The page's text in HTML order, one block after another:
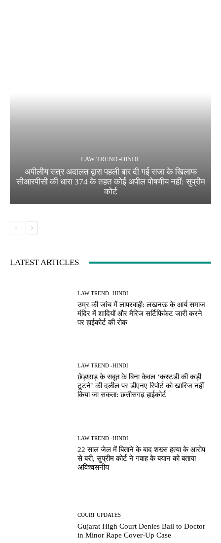
LAW TREND -HINDI
अपीलीय सत्र अदालत द्वारा पहली बार दी गई सजा के खिलाफ
सीआरपीसी की धारा 374 के तहत कोई अपील पोषणीय नहीं: सुप्रीम
कोर्ट
LATEST ARTICLES
LAW TREND -HINDI
उम्र की जांच में लापरवाही: लखनऊ के आर्य समाज
मंदिर में शादियों और मैरिज सर्टिफिकेट जारी करने
पर हाईकोर्ट की रोक
LAW TREND -HINDI
छेड़छाड़ के सबूत के बिना केवल ‘कस्टडी की कड़ी
टूटने’ की दलील पर डीएनए रिपोर्ट को खारिज नहीं
किया जा सकता: छत्तीसगढ़ हाईकोर्ट
LAW TREND -HINDI
22 साल जेल में बिताने के बाद शख्स हत्या के आरोप
से बरी, सुप्रीम कोर्ट ने गवाह के बयान को बताया
अविश्वसनीय
COURT UPDATES
Gujarat High Court Denies Bail to Doctor
in Minor Rape Cover-Up Case